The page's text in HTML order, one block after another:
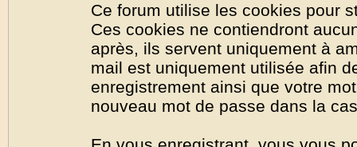
Ce forum utilise les cookies pour
Ces cookies ne contiendront
après, ils servent uniquement à
mail est uniquement utilisée afin
enregistrement ainsi que votre
nouveau mot de passe dans la